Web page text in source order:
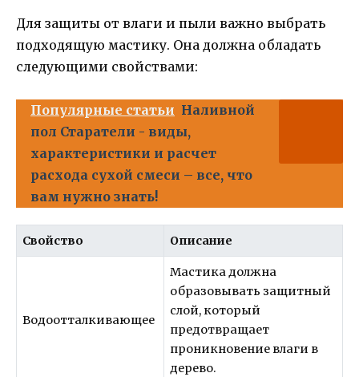
Для защиты от влаги и пыли важно выбрать
подходящую мастику. Она должна обладать
следующими свойствами:
Популярные статьи Наливной
пол Старатели - виды,
характеристики и расчет
расхода сухой смеси – все, что
вам нужно знать!
Свойство Описание
Водоотталкивающее
Мастика должна
образовывать защитный
слой, который
предотвращает
проникновение влаги в
дерево.